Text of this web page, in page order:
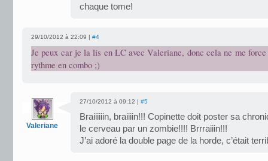
chaque tome!
29/10/2012 à 22:09 | #4
Je peux car je la lis en LC avec Valeriane, donc cela ne me
rythme en combo ;)
Valeriane
27/10/2012 à 09:12 | #5
Braiiiiiin, braiiiin!!! Copinette doit poster sa
le cerveau par un zombie!!!! Brrraiiin!!!
J’ai adoré la double page de la horde, c’était